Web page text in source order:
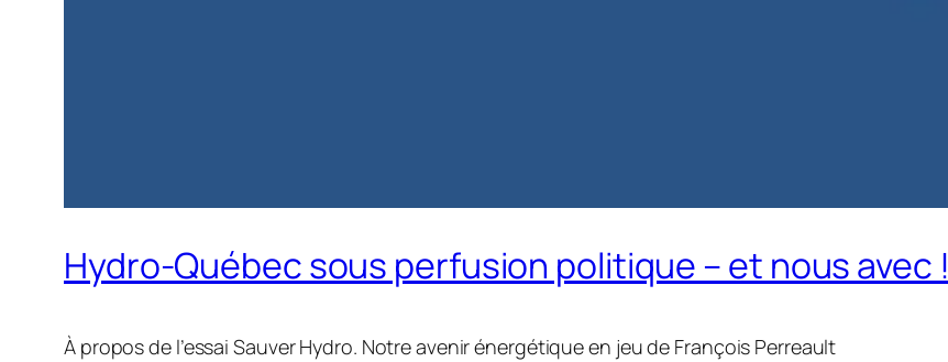
Hydro-Québec sous perfusion politique – et nous avec !
À propos de l’essai Sauver Hydro. Notre avenir énergétique en jeude François Perreault